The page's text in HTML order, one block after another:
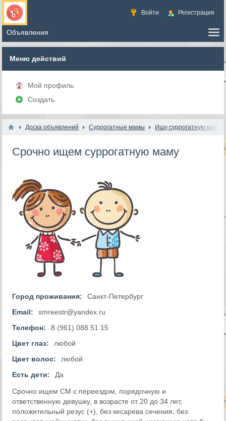
Войти Регистрация
Меню действий
Мой профиль
Создать
Доска объявлений Суррогатные мамы Ищу суррогатную маму
Срочно ищем суррогатную маму
Город проживания:
Санкт-Петербург
Email:
smreestr@yandex.ru
Телефон:
8 (961) 088 51 15
Цвет глаз:
любой
Цвет волос:
любой
Есть дети:
Да
Срочно ищем СМ с переездом, порядочную и
ответственную девушку, в возрасте от 20 до 34 лет,
положительный резус (+), без кесарева сечения, без